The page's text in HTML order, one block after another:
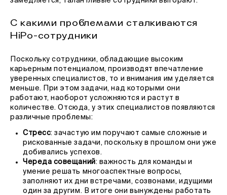
С какими проблемами сталкиваются
HiPo-сотрудники
Поскольку сотрудники, обладающие высоким
карьерным потенциалом, производят впечатление
уверенных специалистов, то и внимания им уделяется
меньше. При этом задачи, над которыми они
работают, наоборот усложняются и растут в
количестве. Отсюда, у этих специалистов появляются
различные проблемы:
Стресс: зачастую им поручают самые сложные и
рискованные задачи, поскольку в прошлом они уже
добивались успехов.
Череда совещаний: важность для команды и
умение решать многоаспектные вопросы,
заполняют их дни встречами, созвонами, идущими
один за другим. В итоге они вынуждены работать